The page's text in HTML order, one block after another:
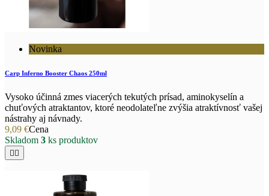
Novinka
Carp Inferno Booster Chaos 250ml
Vysoko účinná zmes viacerých tekutých prísad, aminokyselín a
chuťových atraktantov, ktoré neodolateľne zvýšia atraktívnosť vašej
nástrahy aj návnady.
9,09 €Cena
Skladom 3 ks produktov
 